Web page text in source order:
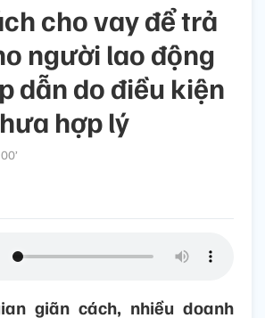
cho vay để trả
người lao động
dẫn do điều kiện
hợp lý
giãn cách, nhiều doanh